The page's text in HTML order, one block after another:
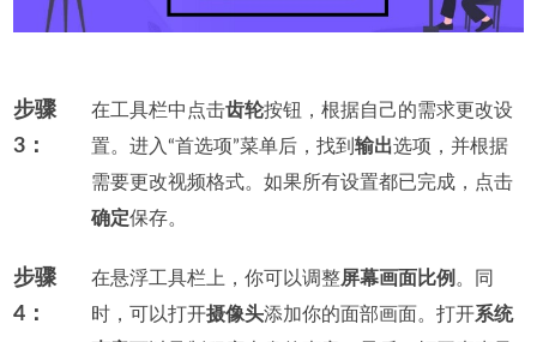
步骤
3：
在工具栏中点击齿轮按钮，根据自己的需求更改设
置。进入“首选项”菜单后，找到输出选项，并根据
需要更改视频格式。如果所有设置都已完成，点击
确定保存。
步骤
4：
在悬浮工具栏上，你可以调整屏幕画面比例 。同
时，可以打开摄像头添加你的面部画面。打开系统